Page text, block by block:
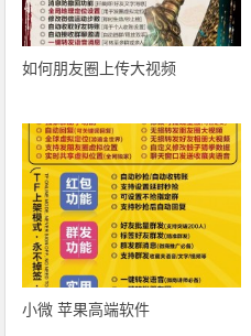
如何朋友圈上传大视频
小微 苹果高端软件